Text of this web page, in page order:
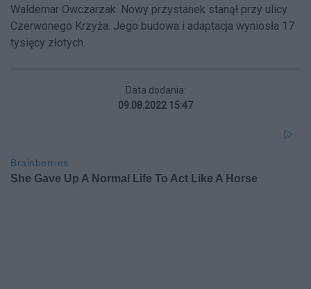
Waldemar Owczarzak. Nowy przystanek stanął przy ulicy
Czerwonego Krzyża. Jego budowa i adaptacja wyniosła 17
tysięcy złotych.
Data dodania:
09.08.2022 15:47